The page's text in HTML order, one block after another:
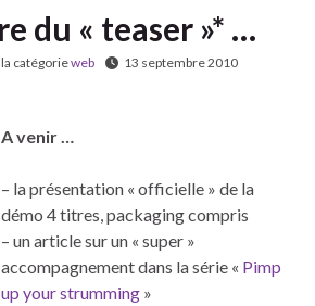
du « teaser »* …
catégorieweb
13 septembre 2010
A venir …
– la présentation « officielle » de la
démo 4 titres, packaging compris
– un article sur un « super »
accompagnement dans la série « Pimp
up your strumming »